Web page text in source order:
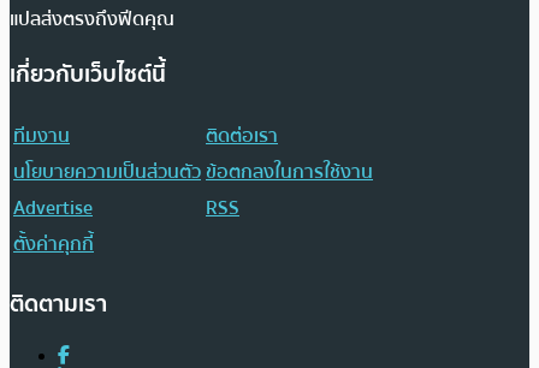
แปลส่งตรงถึงฟีดคุณ
เกี่ยวกับเว็บไซต์นี้
ทีมงาน
ติดต่อเรา
นโยบายความเป็นส่วนตัวข้อตกลงในการใช้งาน
Advertise
RSS
ตั้งค่าคุกกี้
ติดตามเรา